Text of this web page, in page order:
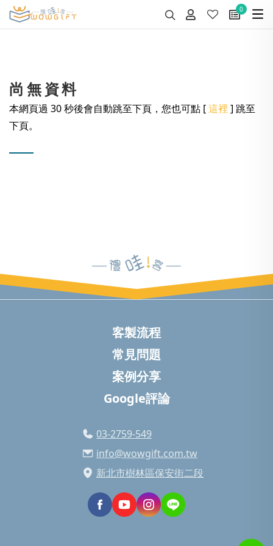
0
尚無資料
本網頁過 30 秒後會自動跳至下頁，您也可點 [這裡 ] 跳至
下頁。
客製流程
常見問題
案例分享
Google評論
03-2759-549
info@wowgift.com.tw
新北市樹林區保安街二段